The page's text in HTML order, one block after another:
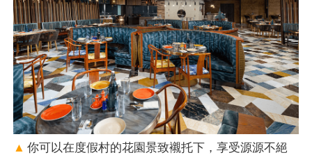
▲ 你可以在度假村的花園景致襯托下，享受源源不絕